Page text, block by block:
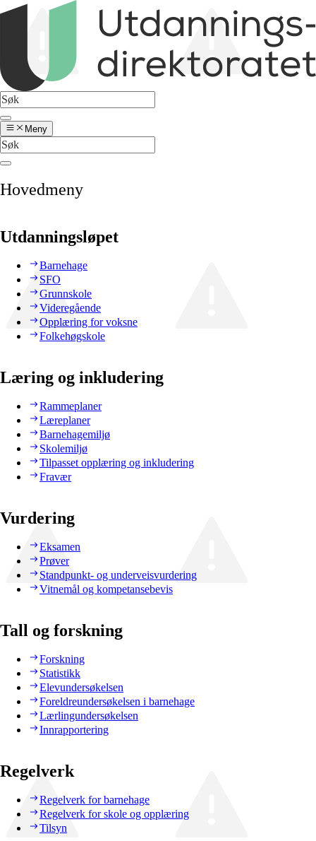
Meny
Hovedmeny
Utdanningsløpet
Barnehage
SFO
Grunnskole
Videregående
Opplæring for voksne
Folkehøgskole
Læring og inkludering
Rammeplaner
Læreplaner
Barnehagemiljø
Skolemiljø
Tilpasset opplæring og inkludering
Fravær
Vurdering
Eksamen
Prøver
Standpunkt- og underveisvurdering
Vitnemål og kompetansebevis
Tall og forskning
Forskning
Statistikk
Elevundersøkelsen
Foreldreundersøkelsen i barnehage
Lærlingundersøkelsen
Innrapportering
Regelverk
Regelverk for barnehage
Regelverk for skole og opplæring
Tilsyn